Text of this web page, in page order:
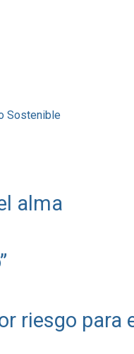
Sostenible
alma
riesgo para